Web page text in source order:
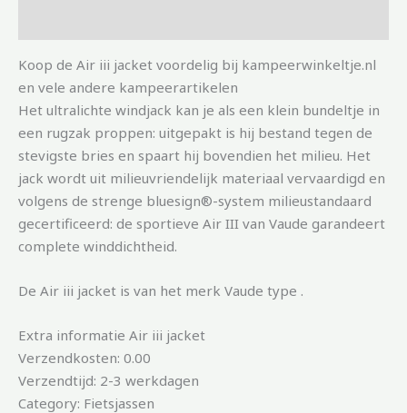
Koop de Air iii jacket voordelig bij kampeerwinkeltje.nl
en vele andere kampeerartikelen
Het ultralichte windjack kan je als een klein bundeltje in
een rugzak proppen: uitgepakt is hij bestand tegen de
stevigste bries en spaart hij bovendien het milieu. Het
jack wordt uit milieuvriendelijk materiaal vervaardigd en
volgens de strenge bluesign®-system milieustandaard
gecertificeerd: de sportieve Air III van Vaude garandeert
complete winddichtheid.
De Air iii jacket is van het merk Vaude type .
Extra informatie Air iii jacket
Verzendkosten: 0.00
Verzendtijd: 2-3 werkdagen
Category: Fietsjassen